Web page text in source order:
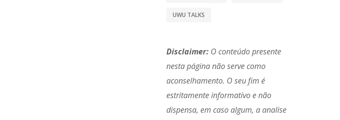
UWU TALKS
Disclaimer: O conteúdo presente
nesta página não serve como
aconselhamento. O seu fim é
estritamente informativo e não
dispensa, em caso algum, a analise